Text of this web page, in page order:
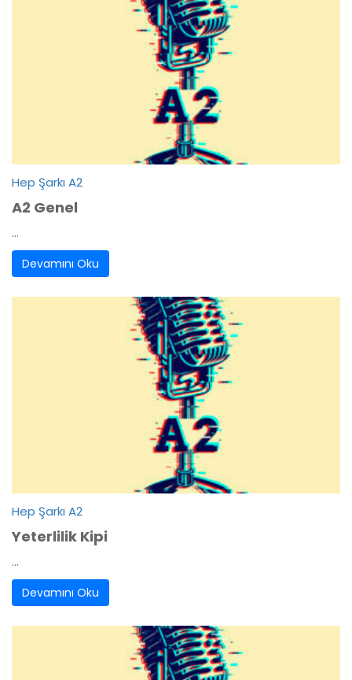
Hep Şarkı A2
A2 Genel
...
Devamını Oku
Hep Şarkı A2
Yeterlilik Kipi
...
Devamını Oku